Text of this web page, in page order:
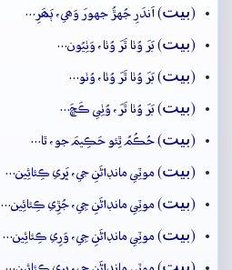
(بيت) اَندَرِ جُهڙُ جهورَ وَھي، ٻَھَرِ…
(بيت) بَرَ وُٺا ٿَرَ وُٺا، وَٺِيُون…
(بيت) بَرَ وُٺا ٿَرَ وُٺا، وُٺو…
(بيت) بَرَ وُٺا ٿَرَ، وُٺِي ڪَڇَ…
(بيت) حُڪُمُ ٿِئو حَڪِيمَ جو، ٿا…
(بيت) موٽِي مانڊاڻَنِ جي، ڀَري ڪِئائِين…
(بيت) موٽِي مانڊاڻَنِ جِي، جُڙِي ڪِئائِين…
(بيت) موٽِي مانڊاڻَنِ جِي، وَرِي ڪِئائِين…
بيت